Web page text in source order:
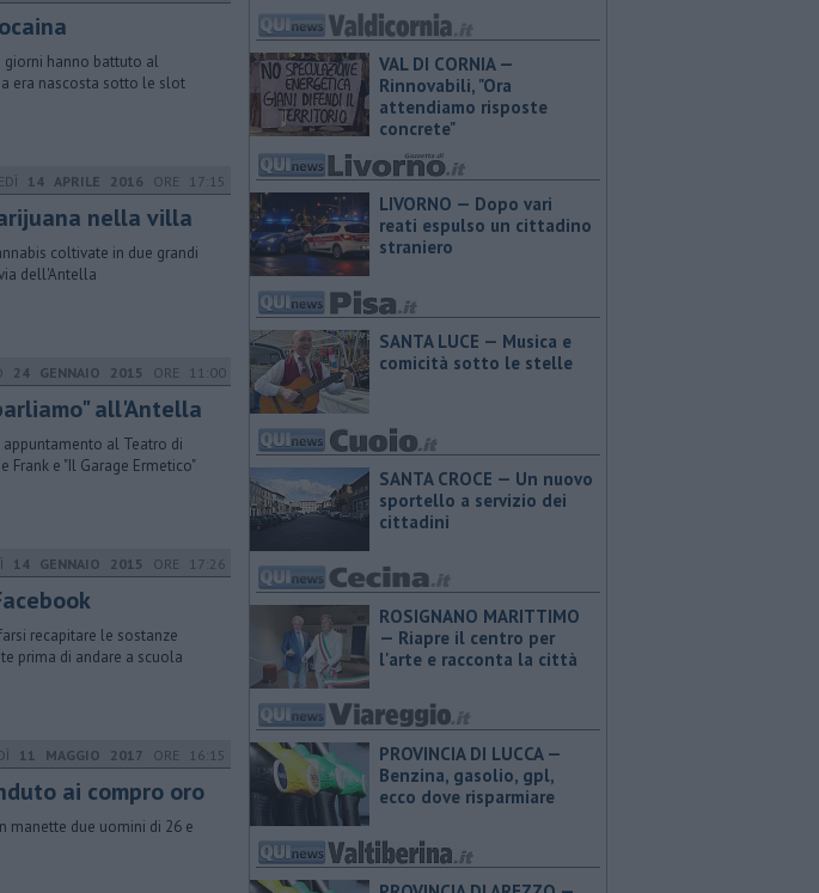
giorni hanno battuto al
era nascosta sotto le slot
14 APRILE 2016 ORE 17:15
nella villa
coltivate in due grandi
dell'Antella
24 GENNAIO 2015 ORE 11:00
all'Antella
al Teatro di
e "Il Garage Ermetico"
14 GENNAIO 2015 ORE 17:26
recapitare le sostanze
prima di andare a scuola
11 MAGGIO 2017 ORE 16:15
ai compro oro
manette due uomini di 26 e
VAL DI CORNIA —
Rinnovabili, "Ora
attendiamo risposte
concrete"
LIVORNO — Dopo vari
reati espulso un cittadino
straniero
SANTA LUCE — Musica e
comicità sotto le stelle
SANTA CROCE — Un nuovo
sportello a servizio dei
cittadini
ROSIGNANO MARITTIMO
— Riapre il centro per
l'arte e racconta la città
PROVINCIA DI LUCCA — ​
Benzina, gasolio, gpl,
ecco dove risparmiare